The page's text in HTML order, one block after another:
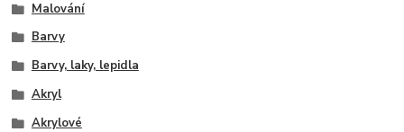
Malování
Barvy
Barvy, laky, lepidla
Akryl
Akrylové